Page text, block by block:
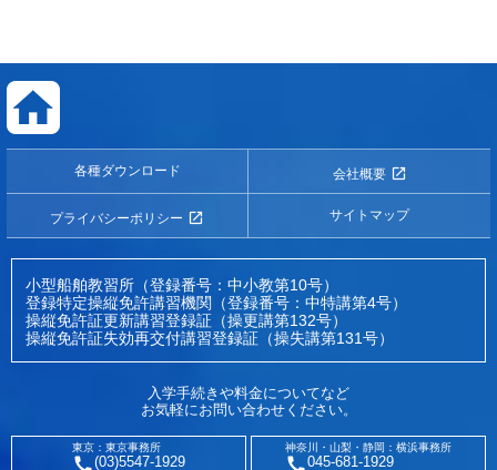
各種ダウンロード 会社概要
プライバシーポリシー サイトマップ
小型船舶教習所（登録番号：中小教第10号）
登録特定操縦免許講習機関（登録番号：中特講第4号）
操縦免許証更新講習登録証（操更講第132号）
操縦免許証失効再交付講習登録証（操失講第131号）
入学手続きや料金についてなど
お気軽にお問い合わせください。
東京：東京事務所
(03)5547-1929
神奈川・山梨・静岡：横浜事務所
045-681-1929